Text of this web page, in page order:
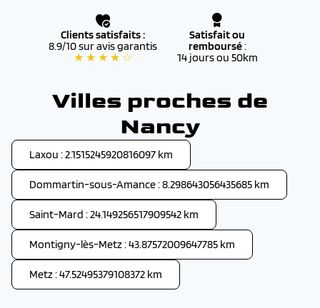
Clients satisfaits :
8.9/10 sur avis garantis
★ ★ ★ ★ ☆
Satisfait ou
remboursé:
14 jours ou 50km
Villes proches de
Nancy
Laxou : 2.1515245920816097 km
Dommartin-sous-Amance : 8.298643056435685 km
Saint-Mard : 24.149256517909542 km
Montigny-lès-Metz : 43.87572009647785 km
Metz : 47.52495379108372 km